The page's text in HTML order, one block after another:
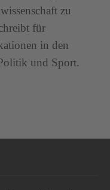
zu
für
in den
und Sport.